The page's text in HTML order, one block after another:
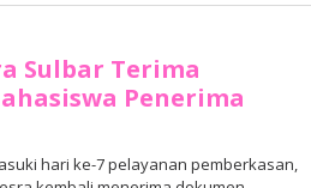
Junaedi
Sulbar Terima
Penerima
hari ke-7 pelayanan pemberkasan,